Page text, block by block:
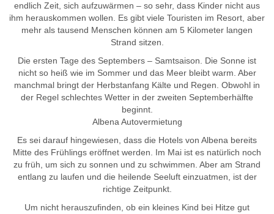
endlich Zeit, sich aufzuwärmen – so sehr, dass Kinder nicht aus
ihm herauskommen wollen. Es gibt viele Touristen im Resort, aber
mehr als tausend Menschen können am 5 Kilometer langen
Strand sitzen.
Die ersten Tage des Septembers – Samtsaison. Die Sonne ist
nicht so heiß wie im Sommer und das Meer bleibt warm. Aber
manchmal bringt der Herbstanfang Kälte und Regen. Obwohl in
der Regel schlechtes Wetter in der zweiten Septemberhälfte
beginnt.
Albena Autovermietung
Es sei darauf hingewiesen, dass die Hotels von Albena bereits
Mitte des Frühlings eröffnet werden. Im Mai ist es natürlich noch
zu früh, um sich zu sonnen und zu schwimmen. Aber am Strand
entlang zu laufen und die heilende Seeluft einzuatmen, ist der
richtige Zeitpunkt.
Um nicht herauszufinden, ob ein kleines Kind bei Hitze gut